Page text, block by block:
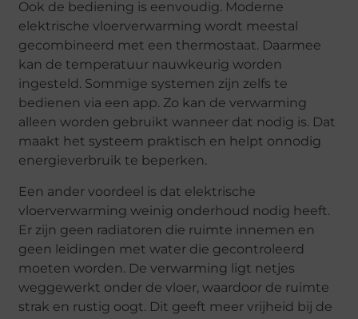
Ook de bediening is eenvoudig. Moderne
elektrische vloerverwarming wordt meestal
gecombineerd met een thermostaat. Daarmee
kan de temperatuur nauwkeurig worden
ingesteld. Sommige systemen zijn zelfs te
bedienen via een app. Zo kan de verwarming
alleen worden gebruikt wanneer dat nodig is. Dat
maakt het systeem praktisch en helpt onnodig
energieverbruik te beperken.
Een ander voordeel is dat elektrische
vloerverwarming weinig onderhoud nodig heeft.
Er zijn geen radiatoren die ruimte innemen en
geen leidingen met water die gecontroleerd
moeten worden. De verwarming ligt netjes
weggewerkt onder de vloer, waardoor de ruimte
strak en rustig oogt. Dit geeft meer vrijheid bij de